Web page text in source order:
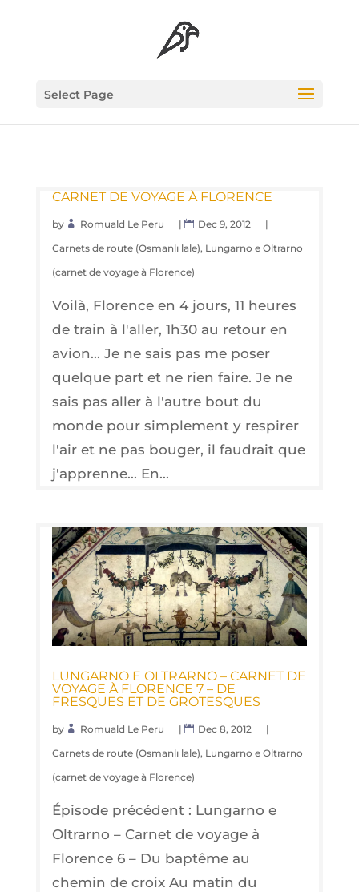
Select Page
CAR­NET DE VOYAGE À FLORENCE
by Romuald Le Peru | Dec 9, 2012
|
Carnets de route (Osmanlı lale), Lungarno e Oltrarno
(carnet de voyage à Florence)
Voilà, Florence en 4 jours, 11 heures
de train à l'aller, 1h30 au retour en
avion... Je ne sais pas me poser
quelque part et ne rien faire. Je ne
sais pas aller à l'autre bout du
monde pour simplement y respirer
l'air et ne pas bouger, il faudrait que
j'apprenne... En...
LUN­GAR­NO E OLTRAR­NO – CAR­NET DE
VOYAGE À FLO­RENCE 7 – DE
FRESQUES ET DE GROTESQUES
by Romuald Le Peru | Dec 8, 2012
|
Carnets de route (Osmanlı lale), Lungarno e Oltrarno
(carnet de voyage à Florence)
Épisode précédent : Lungarno e
Oltrarno – Carnet de voyage à
Florence 6 – Du baptême au
chemin de croix Au matin du